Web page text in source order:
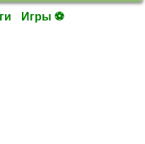
Игры ⚽